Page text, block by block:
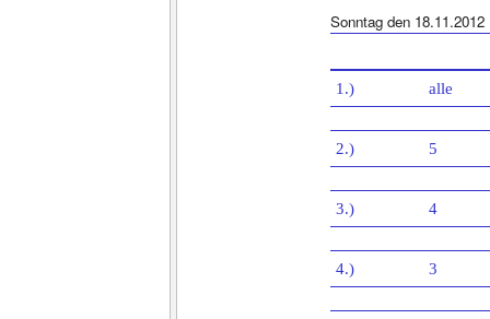
Sonntag den 18.11.2012
1.) alle
2.) 5
3.) 4
4.) 3